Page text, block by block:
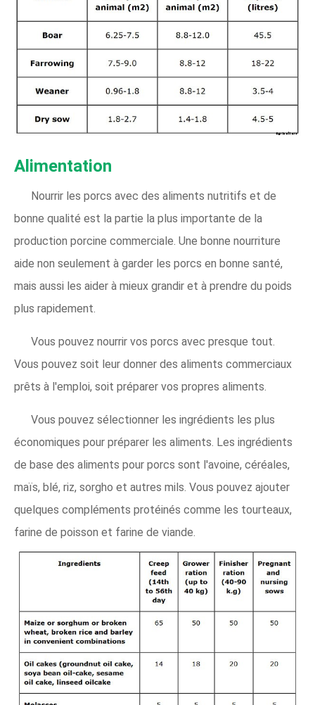
Alimentation
Nourrir les porcs avec des aliments nutritifs et de
bonne qualité est la partie la plus importante de la
production porcine commerciale. Une bonne nourriture
aide non seulement à garder les porcs en bonne santé,
mais aussi les aider à mieux grandir et à prendre du poids
plus rapidement.
Vous pouvez nourrir vos porcs avec presque tout.
Vous pouvez soit leur donner des aliments commerciaux
prêts à l'emploi, soit préparer vos propres aliments.
Vous pouvez sélectionner les ingrédients les plus
économiques pour préparer les aliments. Les ingrédients
de base des aliments pour porcs sont l'avoine, céréales,
maïs, blé, riz, sorgho et autres mils. Vous pouvez ajouter
quelques compléments protéinés comme les tourteaux,
farine de poisson et farine de viande.